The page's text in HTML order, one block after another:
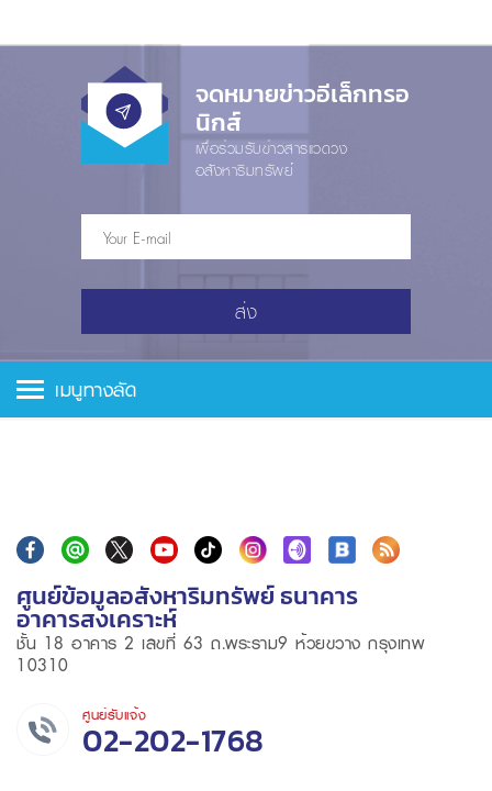
จดหมายข่าวอีเล็กทรอ
นิกส์
เพื่อร่วมรับข่าวสารแวดวง
อสังหาริมทรัพย์
ส่ง
เมนูทางลัด
ศูนย์ข้อมูลอสังหาริมทรัพย์ ธนาคาร
อาคารสงเคราะห์
ชั้น 18 อาคาร 2 เลขที่ 63 ถ.พระราม9 ห้วยขวาง กรุงเทพ
10310
ศูนย์รับแจ้ง
02-202-1768